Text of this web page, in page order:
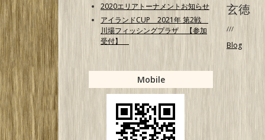
2020エリアトーナメントお知らせ
アイランドCUP 2021年 第2戦
川場フィッシングプラザ 【参加
受付】
玄徳
///
Blog
Mobile